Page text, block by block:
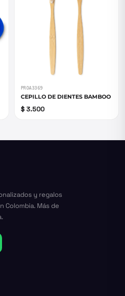
PROA3369
CEPILLO DE DIENTES BAMBOO
$ 3.500
y regalos
Colombia. Más de